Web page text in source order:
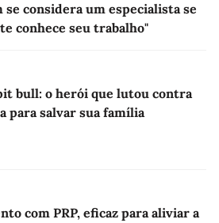
se considera um especialista se
conhece seu trabalho"
bull: o herói que lutou contra
para salvar sua família
com PRP, eficaz para aliviar a